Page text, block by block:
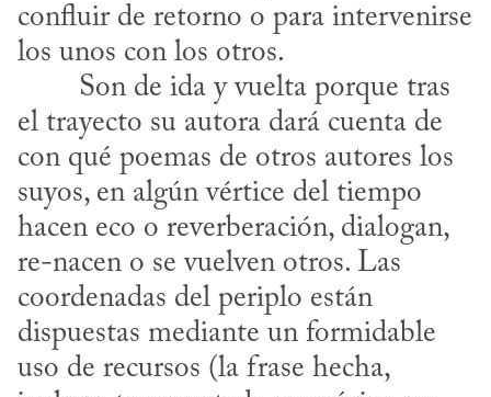
confluir de retorno o para intervenirse
los unos con los otros.
el trayecto su autora dará cuenta de
con qué poemas de otros autores los
suyos, en algún vértice del tiempo
hacen eco o reverberación, dialogan,
re-nacen o se vuelven otros. Las
coordenadas del periplo están
dispuestas mediante un formidable
uso de recursos (la frase hecha,